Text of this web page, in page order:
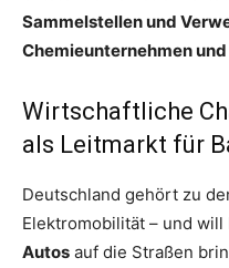
Sammelstellen und
Chemieunternehmen
Wirtschaftliche
als Leitmarkt für
Deutschland gehört zu
Elektromobilität – und
Autos auf die Straßen